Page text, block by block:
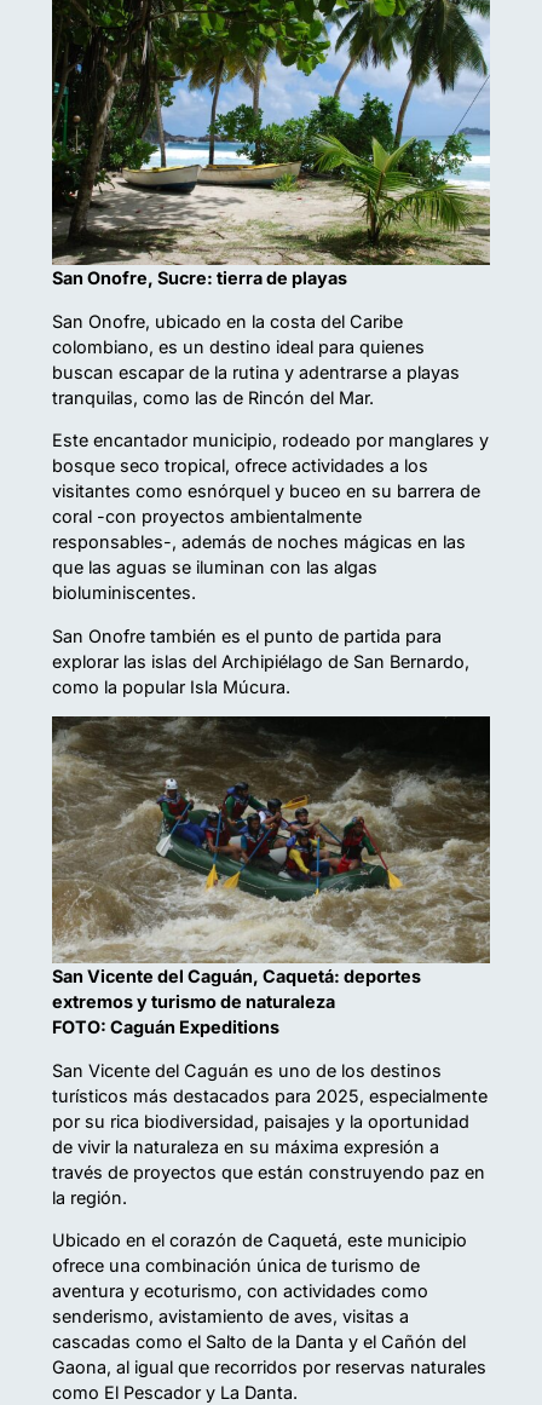
San Onofre, Sucre: tierra de playas
San Onofre, ubicado en la costa del Caribe
colombiano, es un destino ideal para quienes
buscan escapar de la rutina y adentrarse a playas
tranquilas, como las de Rincón del Mar.
Este encantador municipio, rodeado por manglares y
bosque seco tropical, ofrece actividades a los
visitantes como esnórquel y buceo en su barrera de
coral -con proyectos ambientalmente
responsables-, además de noches mágicas en las
que las aguas se iluminan con las algas
bioluminiscentes.
San Onofre también es el punto de partida para
explorar las islas del Archipiélago de San Bernardo,
como la popular Isla Múcura.
San Vicente del Caguán, Caquetá: deportes
extremos y turismo de naturaleza
FOTO: Caguán Expeditions
San Vicente del Caguán es uno de los destinos
turísticos más destacados para 2025, especialmente
por su rica biodiversidad, paisajes y la oportunidad
de vivir la naturaleza en su máxima expresión a
través de proyectos que están construyendo paz en
la región.
Ubicado en el corazón de Caquetá, este municipio
ofrece una combinación única de turismo de
aventura y ecoturismo, con actividades como
senderismo, avistamiento de aves, visitas a
cascadas como el Salto de la Danta y el Cañón del
Gaona, al igual que recorridos por reservas naturales
como El Pescador y La Danta.